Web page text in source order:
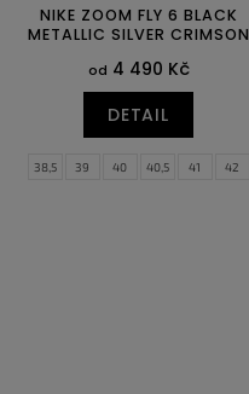
NIKE ZOOM FLY 6 BLACK
METALLIC SILVER CRIMSON
od 4 490 Kč
DETAIL
38,5 39 40 40,5 41
42